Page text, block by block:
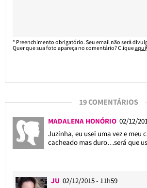
* Preenchimento obrigatório. Seu email não será
Quer que sua foto apareça no comentário? Clique
19 COMENTÁRIOS
MADALENA HONÓRIO 02/12/
Juzinha, eu usei uma vez e meu
cacheado mas duro…será que
JU 02/12/2015 - 11h59